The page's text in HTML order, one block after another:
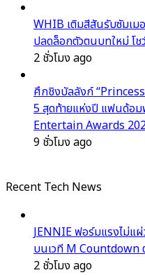
WHIB เติมสีสันรับซัมเม
ปลดล็อกตัวตนบทใหม่ โช
2 ชั่วโมง ago
ศึกชิงบัลลังก์ “Princess
5 สุดท้ายแห่งปี แฟนด้อม
Entertain Awards
9 ชั่วโมง ago
Recent Tech News
JENNIE ฟอร์มแรงไม่แ
บนเวที M Countdown
2 ชั่วโมง ago